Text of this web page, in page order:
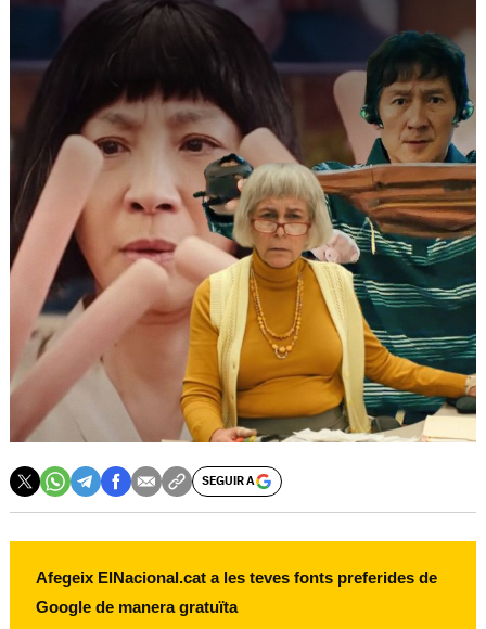
SEGUIR A
Afegeix ElNacional.cat a les teves fonts preferides de
Google de manera gratuïta